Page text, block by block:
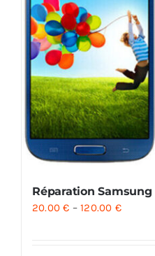
Réparation Samsung
20.00€ –120.00 €